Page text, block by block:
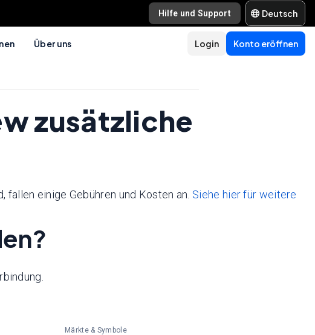
Hilfe und Support Deutsch
Über uns Konto eröffnen
Login
zusätzliche
einige Gebühren und Kosten an. Siehe hier für weitere
Märkte & Symbole